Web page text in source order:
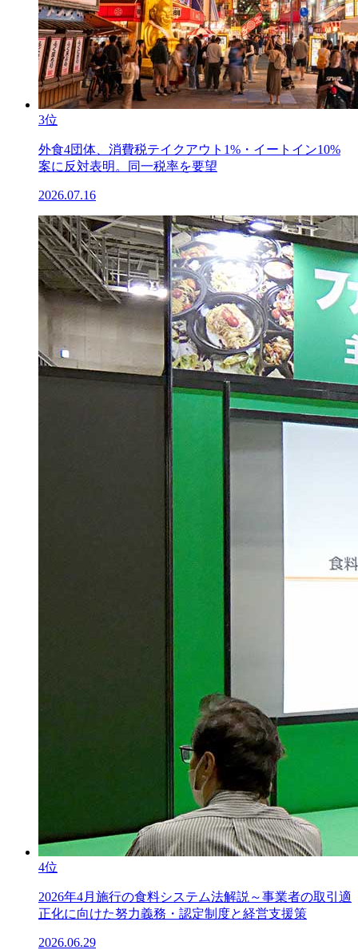
3位
外食4団体、消費税テイクアウト1%・イートイン10%
案に反対表明。同一税率を要望
2026.07.16
4位
2026年4月施行の食料システム法解説～事業者の取引適
正化に向けた努力義務・認定制度と経営支援策
2026.06.29